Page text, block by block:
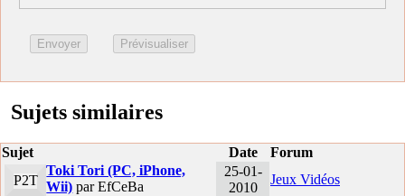
Sujets similaires
Sujet Date
Forum
P2T
Toki Tori (PC, iPhone,
Wii) par EfCeBa
25-01-
2010
Jeux Vidéos